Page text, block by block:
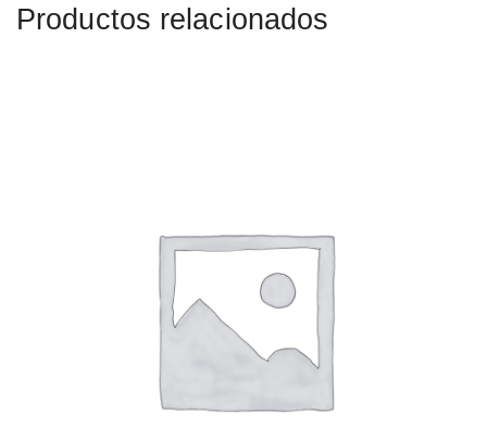
Productos relacionados